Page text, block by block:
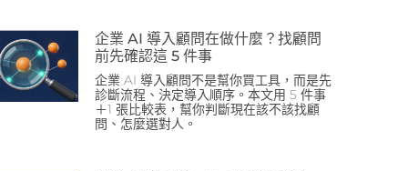
企業 AI 導入顧問在做什麼？找顧問
前先確認這 5 件事
企業 AI 導入顧問不是幫你買工具，而是先
診斷流程、決定導入順序。本文用 5 件事
＋1 張比較表，幫你判斷現在該不該找顧
問、怎麼選對人。